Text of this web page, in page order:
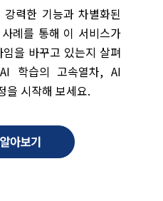
력한 기능과 차별화된
례를 통해 이 서비스가
을 바꾸고 있는지 살펴
학습의 고속열차, AI
을 시작해 보세요.